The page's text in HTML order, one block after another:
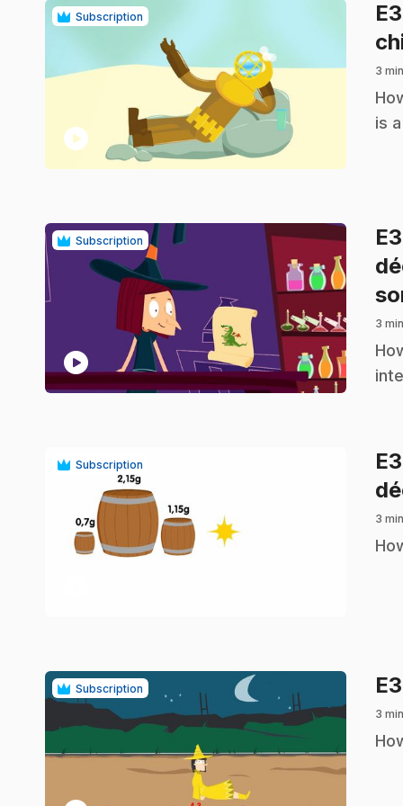
Subscription
play_circle
3
.
is
Subscription
play_circle
3
.
Subscription
3
.
Subscription
3
.